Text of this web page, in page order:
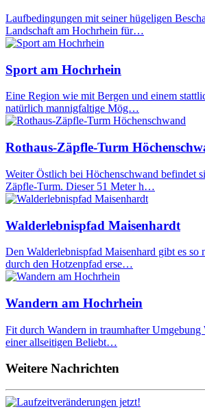
Laufbedingungen mit seiner hügeligen
Landschaft am Hochrhein für…
Sport am Hochrhein
Eine Region wie mit Bergen und einem
natürlich mannigfaltige Mög…
Rothaus-Zäpfle-Turm
Weiter Östlich bei Höchenschwand befindet
Zäpfle-Turm. Dieser 51 Meter h…
Walderlebnispfad Maisenhardt
Den Walderlebnispfad Maisenhard gibt es so
durch den Hotzenpfad erse…
Wandern am Hochrhein
Fit durch Wandern in traumhafter Umgebung
einer allseitigen Beliebt…
Weitere Nachrichten